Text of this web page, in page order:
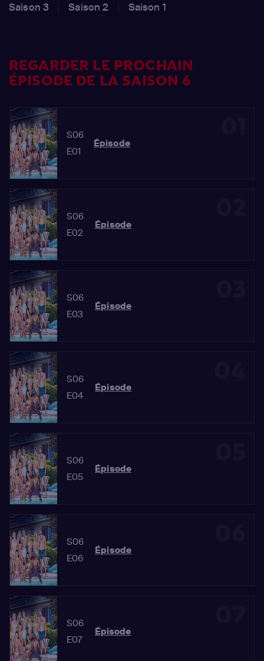
Saison 3
Saison 2 Saison 1
REGARDER LE PROCHAIN
ÉPISODE DE LA SAISON 6
S06
E01
Épisode
S06
E02
Épisode
S06
E03
Épisode
S06
E04
Épisode
S06
E05
Épisode
S06
E06
Épisode
S06
E07
Épisode